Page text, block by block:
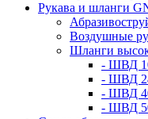
Рукава и шланги
Воздушные
Шланги
- ШВД
- ШВД
- ШВД
- ШВД